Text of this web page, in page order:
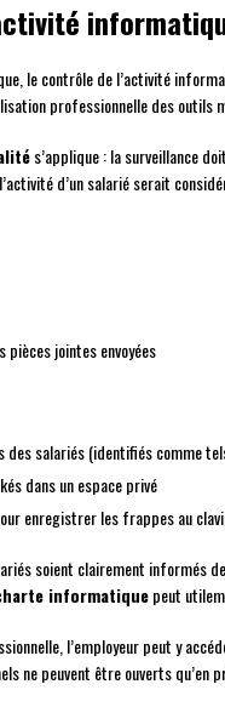
le contrôle de l’activité
professionnelle des outils
s’applique : la surveillance
d’un salarié serait
pièces jointes envoyées
des salariés (identifiés comme
dans un espace privé
enregistrer les frappes au
soient clairement informés
informatiquepeut
l’employeur peut y
ne peuvent être ouverts qu’en